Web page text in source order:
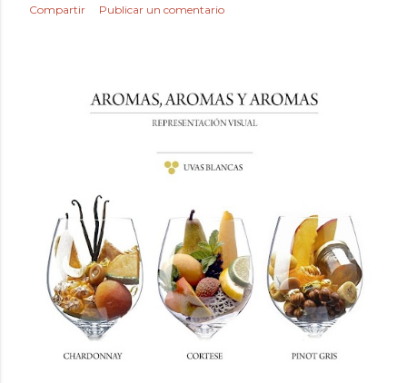
Compartir Publicar un comentario